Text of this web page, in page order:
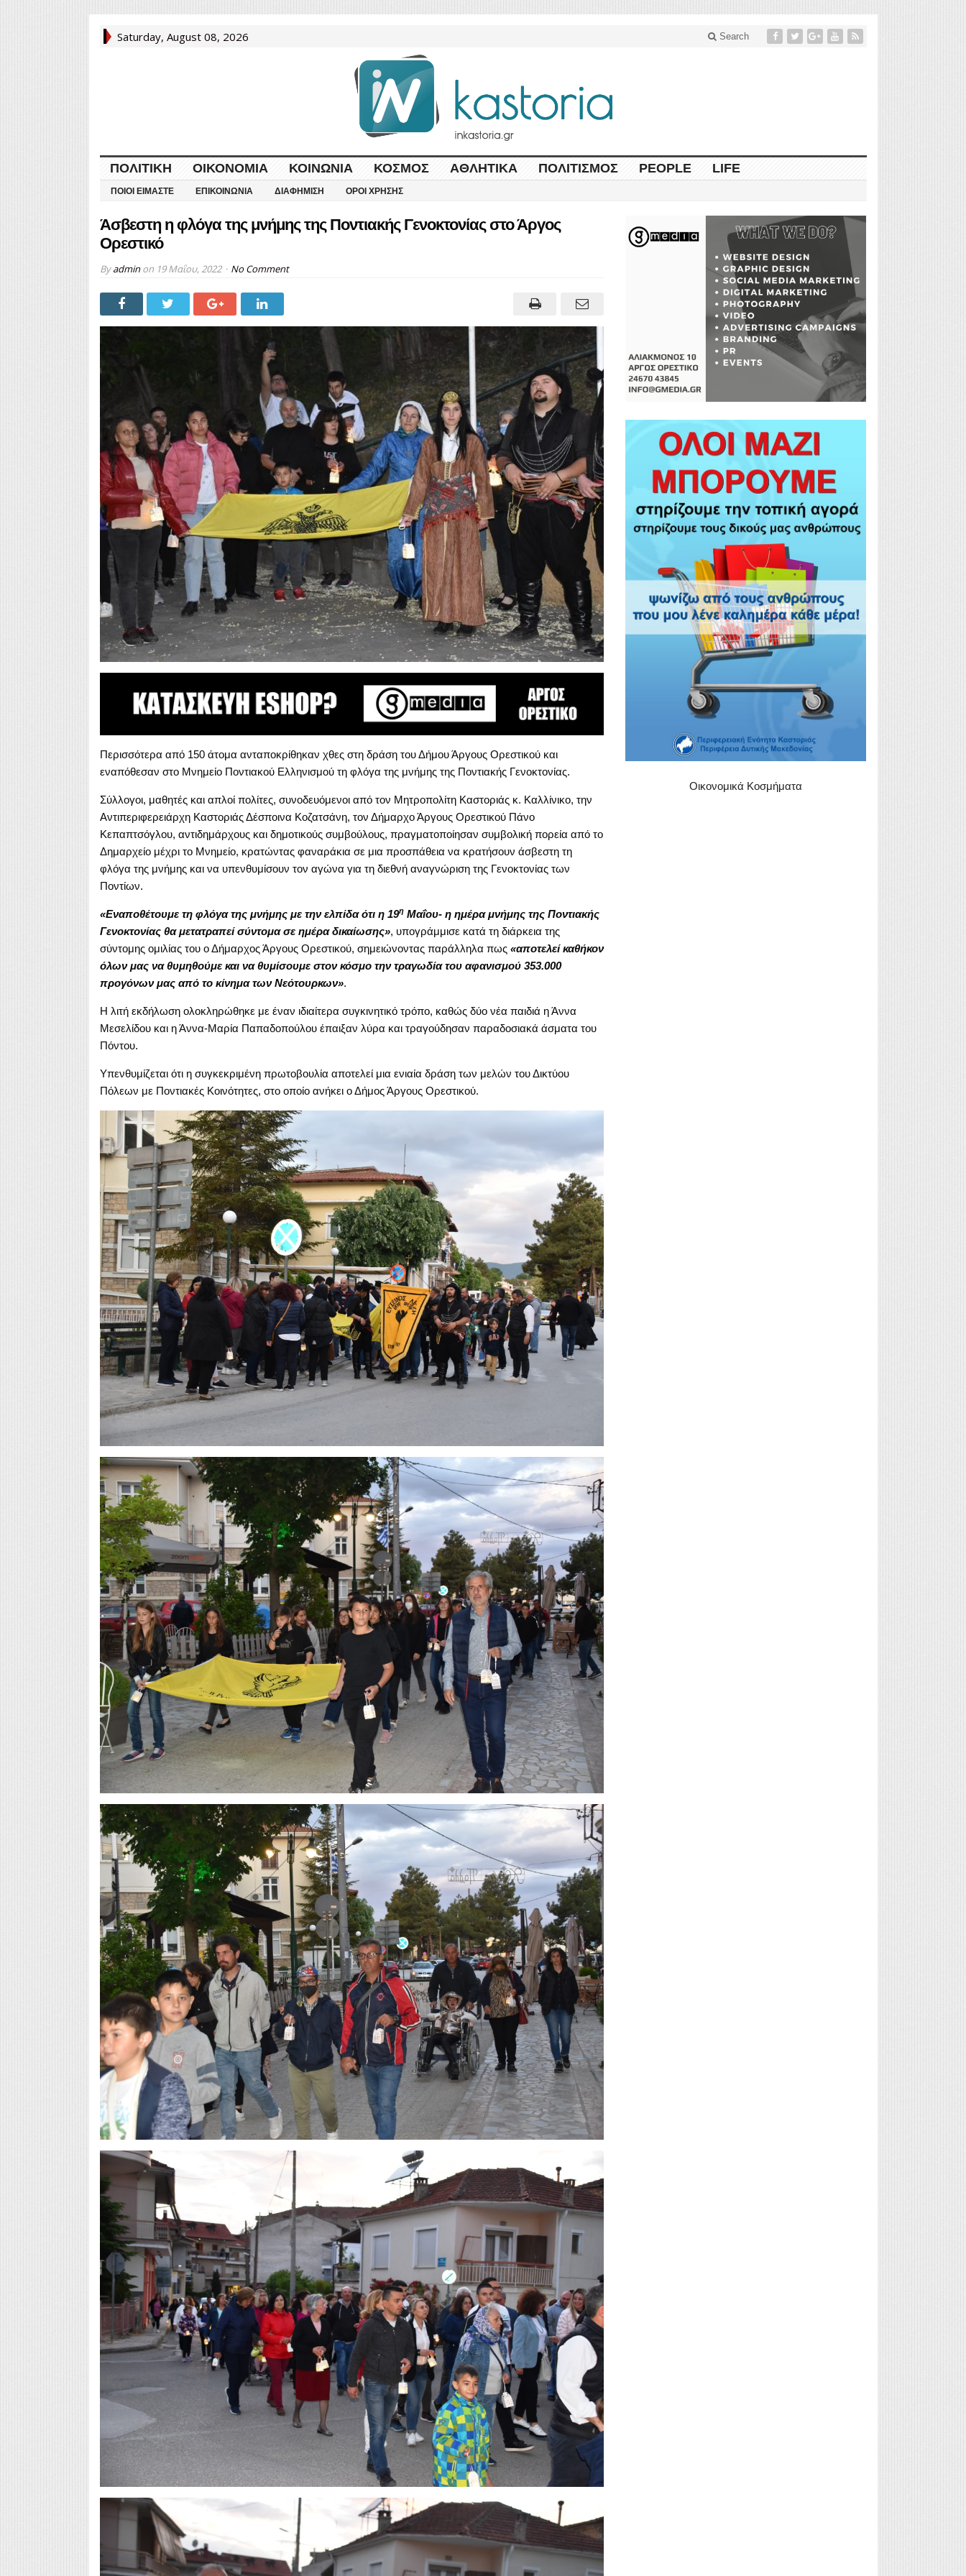
Saturday, August 08, 2026 Search
ΠΟΛΙΤΙΚΉ ΟΙΚΟΝΟΜΊΑ ΚΟΙΝΩΝΊΑ ΚΌΣΜΟΣ ΑΘΛΗΤΙΚΆ ΠΟΛΙΤΙΣΜΌΣ PEOPLE LIFE
ΠΟΙΟΙ ΕΊΜΑΣΤΕ ΕΠΙΚΟΙΝΩΝΊΑ ΔΙΑΦΉΜΙΣΗ ΌΡΟΙ ΧΡΉΣΗΣ
Άσβεστη η φλόγα της μνήμης της Ποντιακής Γενοκτονίας στο Άργος
Ορεστικό
Byadminon 19 Μαΐου, 2022 No Comment
Περισσότερα από 150 άτομα ανταποκρίθηκαν χθες στη δράση του Δήμου Άργους Ορεστικού και
εναπόθεσαν στο Μνημείο Ποντιακού Ελληνισμού τη φλόγα της μνήμης της Ποντιακής Γενοκτονίας.
Σύλλογοι, μαθητές και απλοί πολίτες, συνοδευόμενοι από τον Μητροπολίτη Καστοριάς κ. Καλλίνικο, την
Αντιπεριφερειάρχη Καστοριάς Δέσποινα Κοζατσάνη, τον Δήμαρχο Άργους Ορεστικού Πάνο
Κεπαπτσόγλου, αντιδημάρχους και δημοτικούς συμβούλους, πραγματοποίησαν συμβολική πορεία από το
Δημαρχείο μέχρι το Μνημείο, κρατώντας φαναράκια σε μια προσπάθεια να κρατήσουν άσβεστη τη
φλόγα της μνήμης και να υπενθυμίσουν τον αγώνα για τη διεθνή αναγνώριση της Γενοκτονίας των
Ποντίων.
«Εναποθέτουμε τη φλόγα της μνήμης με την ελπίδα ότι η 19ηΜαΐου- η ημέρα μνήμης της Ποντιακής
Γενοκτονίας θα μετατραπεί σύντομα σε ημέρα δικαίωσης», υπογράμμισε κατά τη διάρκεια της
σύντομης ομιλίας του ο Δήμαρχος Άργους Ορεστικού, σημειώνοντας παράλληλα πως «αποτελεί καθήκον
όλων μας να θυμηθούμε και να θυμίσουμε στον κόσμο την τραγωδία του αφανισμού 353.000
προγόνων μας από το κίνημα των Νεότουρκων».
Η λιτή εκδήλωση ολοκληρώθηκε με έναν ιδιαίτερα συγκινητικό τρόπο, καθώς δύο νέα παιδιά η Άννα
Μεσελίδου και η Άννα-Μαρία Παπαδοπούλου έπαιξαν λύρα και τραγούδησαν παραδοσιακά άσματα του
Πόντου.
Υπενθυμίζεται ότι η συγκεκριμένη πρωτοβουλία αποτελεί μια ενιαία δράση των μελών του Δικτύου
Πόλεων με Ποντιακές Κοινότητες, στο οποίο ανήκει ο Δήμος Άργους Ορεστικού.
Οικονομικά Κοσμήματα